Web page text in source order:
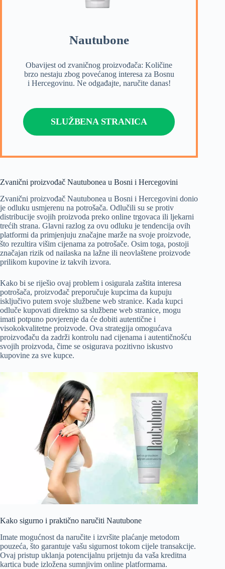
Nautubone
Obavijest od zvaničnog proizvođača: Količine
brzo nestaju zbog povećanog interesa za Bosnu
i Hercegovinu. Ne odgađajte, naručite danas!
SLUŽBENA STRANICA
Zvanični proizvođač Nautubonea u Bosni i Hercegovini
Zvanični proizvođač Nautubonea u Bosni i Hercegovini donio
je odluku usmjerenu na potrošača. Odlučili su se protiv
distribucije svojih proizvoda preko online trgovaca ili ljekarni
trećih strana. Glavni razlog za ovu odluku je tendencija ovih
platformi da primjenjuju značajne marže na svoje proizvode,
što rezultira višim cijenama za potrošače. Osim toga, postoji
značajan rizik od nailaska na lažne ili neovlaštene proizvode
prilikom kupovine iz takvih izvora.
Kako bi se riješio ovaj problem i osigurala zaštita interesa
potrošača, proizvođač preporučuje kupcima da kupuju
isključivo putem svoje službene web stranice. Kada kupci
odluče kupovati direktno sa službene web stranice, mogu
imati potpuno povjerenje da će dobiti autentične i
visokokvalitetne proizvode. Ova strategija omogućava
proizvođaču da zadrži kontrolu nad cijenama i autentičnošću
svojih proizvoda, čime se osigurava pozitivno iskustvo
kupovine za sve kupce.
Kako sigurno i praktično naručiti Nautubone
Imate mogućnost da naručite i izvršite plaćanje metodom
pouzeća, što garantuje vašu sigurnost tokom cijele transakcije.
Ovaj pristup uklanja potencijalnu prijetnju da vaša kreditna
kartica bude izložena sumnjivim online platformama.